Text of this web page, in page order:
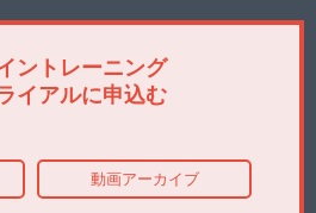
ントレーニング
イアルに申込む
動画アーカイブ